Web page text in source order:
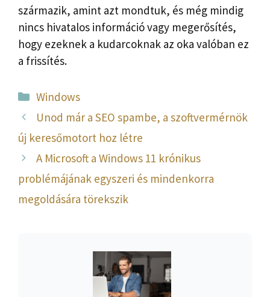
származik, amint azt mondtuk, és még mindig
nincs hivatalos információ vagy megerősítés,
hogy ezeknek a kudarcoknak az oka valóban ez
a frissítés.
Kategória
Windows
Unod már a SEO spambe, a szoftvermérnök
új keresőmotort hoz létre
A Microsoft a Windows 11 krónikus
problémájának egyszeri és mindenkorra
megoldására törekszik